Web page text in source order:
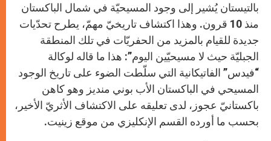
r
بالتيستان يُشير إلى وجود المسيحيّة في شمال الباكستان
منذ 10 قرون. وهذا اكتشاف تاريخيّ مهمّ، يطرح تحدّيات
جديدة للقيام بالمزيد من الحفريّات في تلك المنطقة
الجبليّة حيث لا مسيحيّين اليوم”: هذا ما قاله لوكالة
“فيدس” الفاتيكانية التي سلّطت الضوء على تاريخ الوجود
المسيحي في الباكستان الأب بوني منديز وهو كاهن
باكستانيّ عجوز، لدى تعليقه على الاكتشاف الأثريّ الأخير،
بحسب ما أورده القسم الإنكليزي من موقع زينيت.